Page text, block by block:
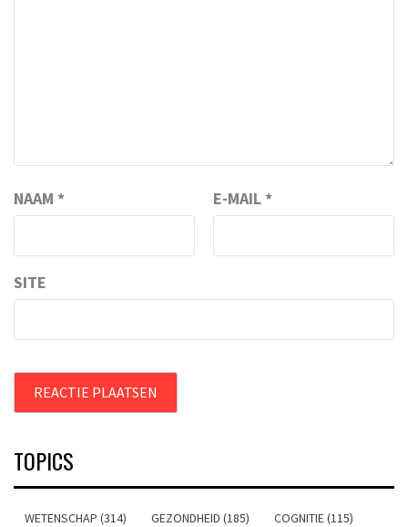
NAAM * E-MAIL *
SITE
TOPICS
WETENSCHAP (314) GEZONDHEID (185) COGNITIE (115)